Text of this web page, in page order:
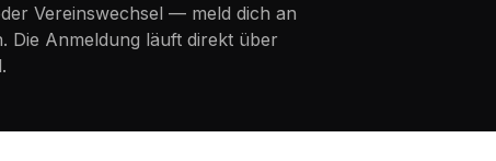
Vereinswechsel — meld dich an
Die Anmeldung läuft direkt über